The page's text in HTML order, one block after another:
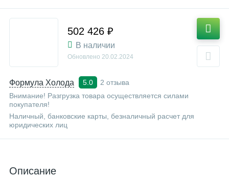
Формула Холода 5.0
2 отзыва
Внимание! Разгрузка товара осуществляется силами
покупателя!
Наличный, банковские карты, безналичный расчет для
юридических лиц
502 426 ₽
В наличии
Обновлено 20.02.2024
Описание